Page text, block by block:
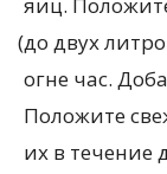
(до двух
огне час.
Положите
их в течение